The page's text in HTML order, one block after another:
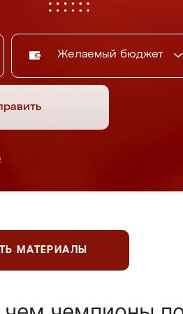
Желаемый бюджет
МАТЕРИАЛЫ